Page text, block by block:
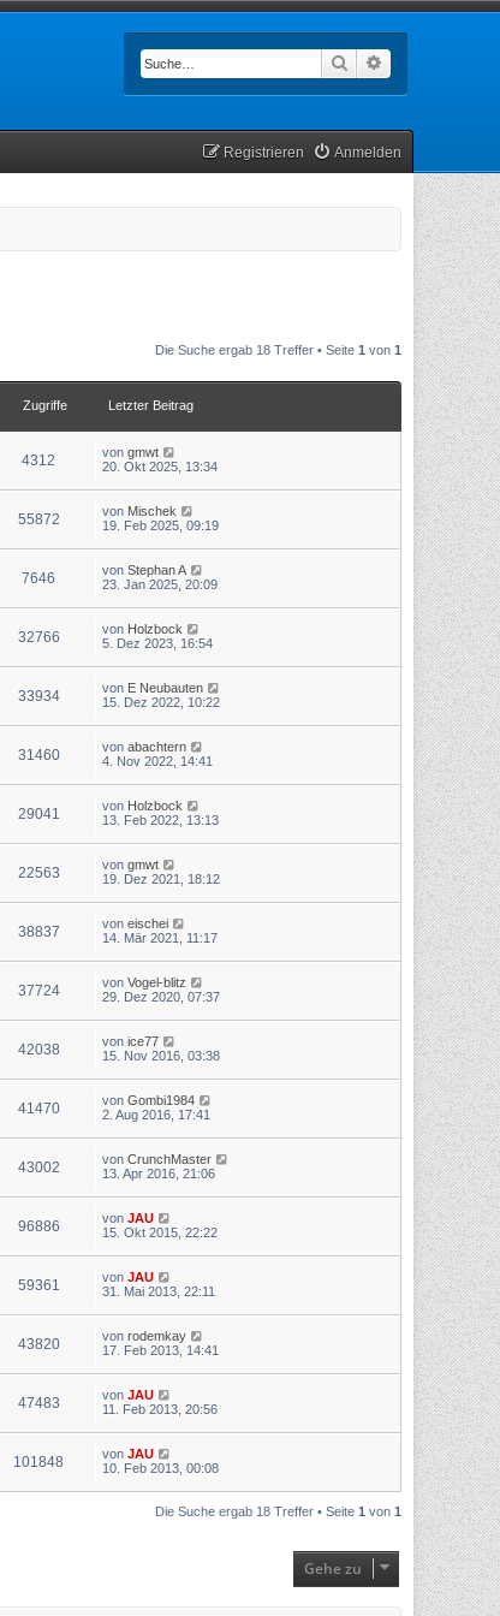
Suche
Anmelden
Registrieren
Die Suche ergab 18 Treffer • Seite 1 von 1
Zugriffe Letzter Beitrag
4312 von gmwt
20. Okt 2025, 13:34
55872 von Mischek
19. Feb 2025, 09:19
7646 von Stephan A
23. Jan 2025, 20:09
32766 von Holzbock
5. Dez 2023, 16:54
33934 von E Neubauten
15. Dez 2022, 10:22
31460 von abachtern
4. Nov 2022, 14:41
29041 von Holzbock
13. Feb 2022, 13:13
22563 von gmwt
19. Dez 2021, 18:12
38837 von eischei
14. Mär 2021, 11:17
37724 von Vogel-blitz
29. Dez 2020, 07:37
42038 von ice77
15. Nov 2016, 03:38
41470 von Gombi1984
2. Aug 2016, 17:41
43002 von CrunchMaster
13. Apr 2016, 21:06
96886 von JAU
15. Okt 2015, 22:22
59361 von JAU
31. Mai 2013, 22:11
43820 von rodemkay
17. Feb 2013, 14:41
47483 von JAU
11. Feb 2013, 20:56
101848 von JAU
10. Feb 2013, 00:08
Die Suche ergab 18 Treffer • Seite 1 von 1
Gehe zu